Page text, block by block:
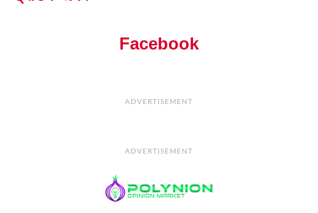
Facebook
ADVERTISEMENT
ADVERTISEMENT